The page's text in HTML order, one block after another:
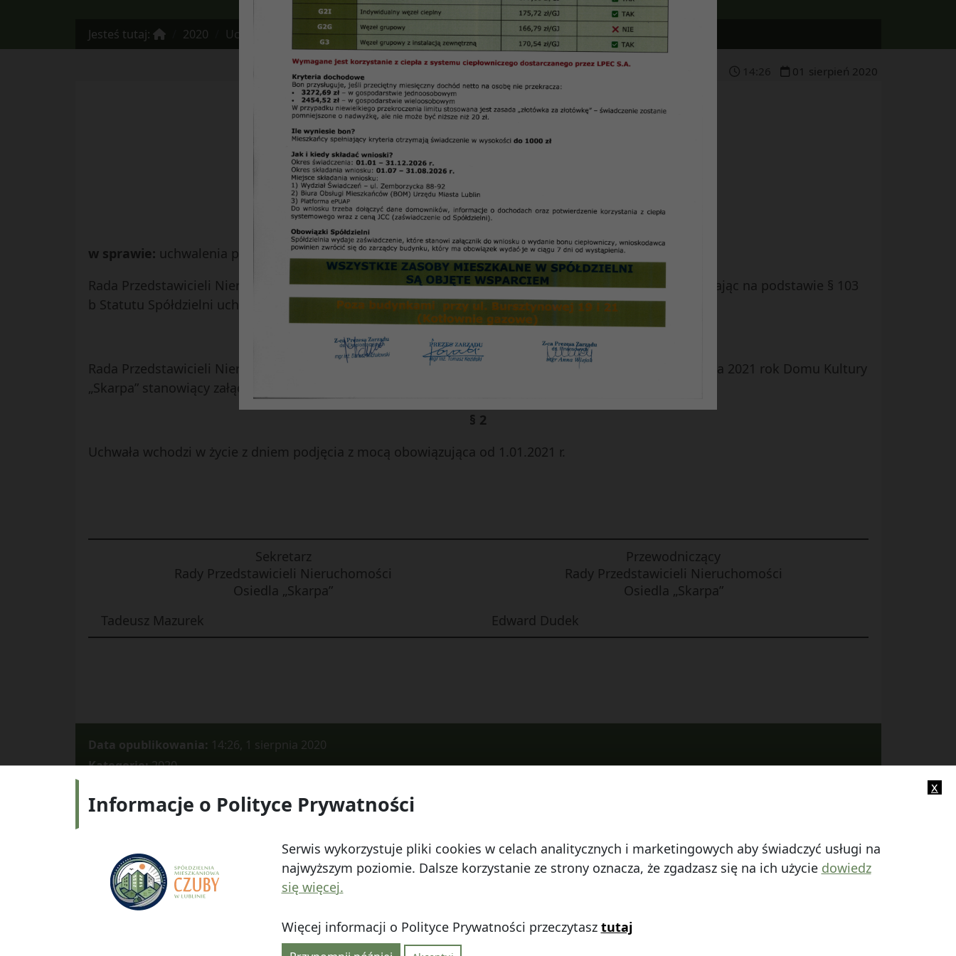
Jesteś tutaj: 2020 Uchwała Nr 20/2020 RPNO Skarpa z 29.07.2020 r.
14 26 01 sierpień 2020
Rady Przedstawicieli Nieruchomości Osiedla „Skarpa”
Spółdzielni Mieszkaniowej „Czuby”
z dnia 29.07.2020 r.
w sprawie: uchwalenia planu działalności kulturalno-oświatowej na 2021 rok
Rada Przedstawicieli Nieruchomości Osiedla „Skarpa” Spółdzielni Mieszkaniowej „Czuby” w Lublinie działając na podstawie § 103
b Statutu Spółdzielni uchwala co następuje:
Rada Przedstawicieli Nieruchomości Osiedla „Skarpa” uchwala plan działalności kulturalno-oświatowej na 2021 rok Domu Kultury
„Skarpa” stanowiący załącznik do niniejszej uchwały.
§ 2
Uchwała wchodzi w życie z dniem podjęcia z mocą obowiązująca od 1.01.2021 r.
Sekretarz
Rady Przedstawicieli Nieruchomości
Osiedla „Skarpa”
Tadeusz Mazurek
Przewodniczący
Rady Przedstawicieli Nieruchomości
Osiedla „Skarpa”
Edward Dudek
Data opublikowania: 14:26, 1 sierpnia 2020
Kategorie:2020
Spółdzielnia Mieszkaniowa "Czuby" w Lublinie|Polityka prywatności
x
Informacje o Polityce Prywatności
Serwis wykorzystuje pliki cookies w celach analitycznych i marketingowych aby świadczyć usługi na
najwyższym poziomie. Dalsze korzystanie ze strony oznacza, że zgadzasz się na ich użycie dowiedz
się więcej.
Więcej informacji o Polityce Prywatności przeczytasz tutaj